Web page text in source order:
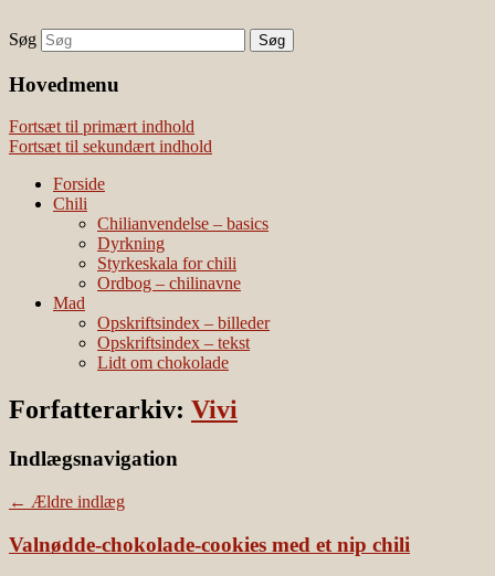
Наши партнеры
лучшие займы
Vivis chili
chili – dyrkning og mad
Søg
Hovedmenu
Fortsæt til primært indhold
Fortsæt til sekundært indhold
Forside
Chili
Chilianvendelse – basics
Dyrkning
Styrkeskala for chili
Ordbog – chilinavne
Mad
Opskriftsindex – billeder
Opskriftsindex – tekst
Lidt om chokolade
Forfatterarkiv: Vivi
Indlægsnavigation
← Ældre indlæg
Valnødde-chokolade-cookies med et nip chili